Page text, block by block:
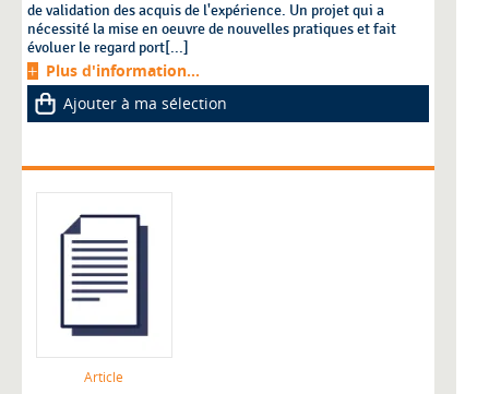
de validation des acquis de l'expérience. Un projet qui a
nécessité la mise en oeuvre de nouvelles pratiques et fait
évoluer le regard port[...]
Plus d'information...
Ajouter à ma sélection
Article